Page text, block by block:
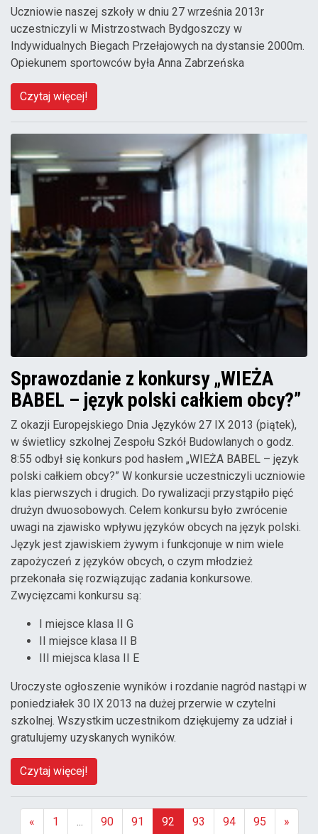
Uczniowie naszej szkoły w dniu 27 września 2013r
uczestniczyli w Mistrzostwach Bydgoszczy w
Indywidualnych Biegach Przełajowych na dystansie 2000m.
Opiekunem sportowców była Anna Zabrzeńska
Czytaj więcej!
Sprawozdanie z konkursy „WIEŻA
BABEL – język polski całkiem obcy?”
Z okazji Europejskiego Dnia Języków 27 IX 2013 (piątek),
w świetlicy szkolnej Zespołu Szkół Budowlanych o godz.
8:55 odbył się konkurs pod hasłem „WIEŻA BABEL – język
polski całkiem obcy?” W konkursie uczestniczyli uczniowie
klas pierwszych i drugich. Do rywalizacji przystąpiło pięć
drużyn dwuosobowych. Celem konkursu było zwrócenie
uwagi na zjawisko wpływu języków obcych na język polski.
Język jest zjawiskiem żywym i funkcjonuje w nim wiele
zapożyczeń z języków obcych, o czym młodzież
przekonała się rozwiązując zadania konkursowe.
Zwycięzcami konkursu są:
I miejsce klasa II G
II miejsce klasa II B
III miejsca klasa II E
Uroczyste ogłoszenie wyników i rozdanie nagród nastąpi w
poniedziałek 30 IX 2013 na dużej przerwie w czytelni
szkolnej. Wszystkim uczestnikom dziękujemy za udział i
gratulujemy uzyskanych wyników.
Czytaj więcej!
« 1 90 91
92
93 94 95 »